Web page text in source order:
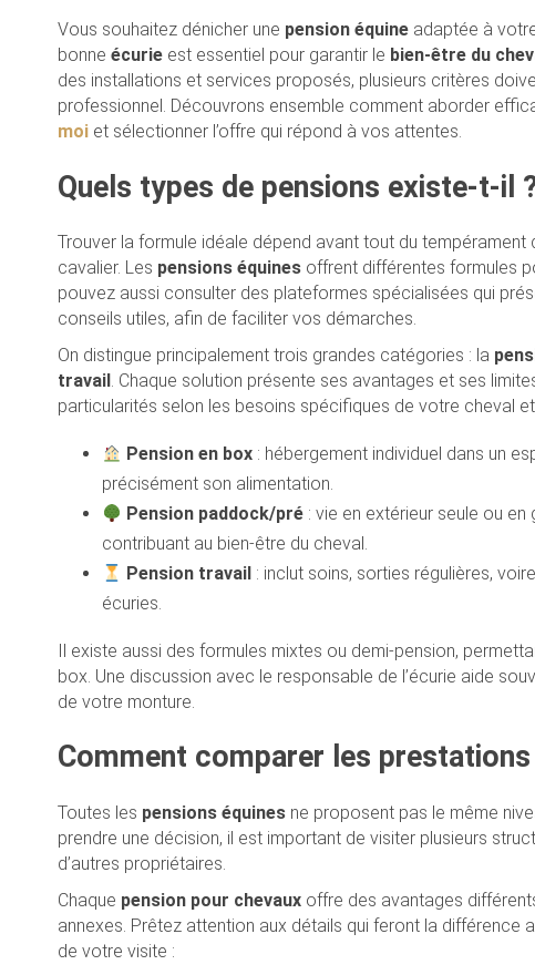
Vous souhaitez dénicher une pension équine adaptée à
bonne écurie est essentiel pour garantir le bien-être du
des installations et services proposés, plusieurs critères
professionnel. Découvrons ensemble comment aborder
moi et sélectionner l’offre qui répond à vos attentes.
Quels types de pensions existe-t-il
Trouver la formule idéale dépend avant tout du
cavalier. Les pensions équines offrent différentes formules
pouvez aussi consulter des plateformes spécialisées qui
conseils utiles, afin de faciliter vos démarches.
On distingue principalement trois grandes catégories : la
travail. Chaque solution présente ses avantages et ses
particularités selon les besoins spécifiques de votre cheval
Pension en box : hébergement individuel dans un
précisément son alimentation.
Pension paddock/pré : vie en extérieur seule ou
contribuant au bien-être du cheval.
Pension travail : inclut soins, sorties régulières,
écuries.
Il existe aussi des formules mixtes ou demi-pension,
box. Une discussion avec le responsable de l’écurie aide
de votre monture.
Comment comparer les
Toutes les pensions équines ne proposent pas le même
prendre une décision, il est important de visiter plusieurs
d’autres propriétaires.
Chaque pension pour chevaux offre des avantages
annexes. Prêtez attention aux détails qui feront la différence
de votre visite :